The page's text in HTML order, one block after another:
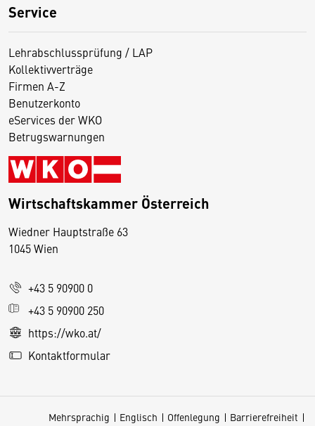
Service
Lehrabschlussprüfung / LAP
Kollektivverträge
Firmen A-Z
Benutzerkonto
eServices der WKO
Betrugswarnungen
Wirtschaftskammer Österreich
Wiedner Hauptstraße 63
1045 Wien
+43 5 90900 0
+43 5 90900 250
https://wko.at/
Kontaktformular
Mehrsprachig Englisch Offenlegung Barrierefreiheit
D
s
e
S
e